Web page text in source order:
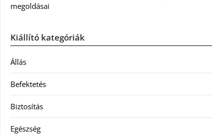
megoldásai
Kiállító kategóriák
Állás
Befektetés
Biztosítás
Egészség